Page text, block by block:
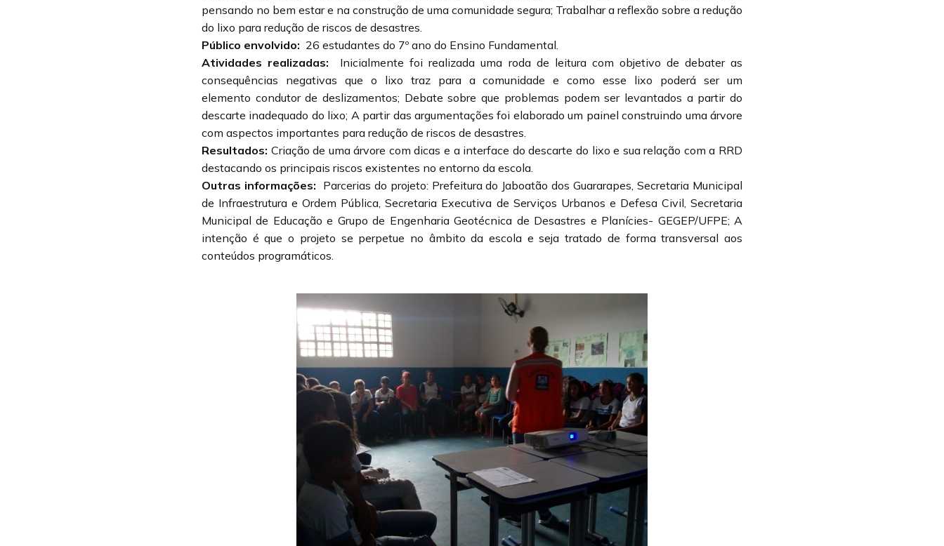
pensando no bem estar e na construção de uma comunidade segura; Trabalhar a reflexão sobre a redução
do lixo para redução de riscos de desastres.
Público envolvido: 26 estudantes do 7º ano do Ensino Fundamental.
Atividades realizadas:
Inicialmente foi realizada uma roda de leitura com objetivo de debater as
consequências negativas que o lixo traz para a comunidade e como esse lixo poderá ser um
elemento condutor de deslizamentos; Debate sobre que problemas podem ser levantados a partir do
descarte inadequado do lixo; A partir das argumentações foi elaborado um painel construindo uma árvore
com aspectos importantes para redução de riscos de desastres.
Resultados: Criação de uma árvore com dicas e a interface do descarte do lixo e sua relação com a RRD
destacando os principais riscos existentes no entorno da escola.
Outras informações: Parcerias do projeto: Prefeitura do Jaboatão dos Guararapes, Secretaria Municipal
de Infraestrutura e Ordem Pública, Secretaria Executiva de Serviços Urbanos e Defesa Civil, Secretaria
Municipal de Educação e Grupo de Engenharia Geotécnica de Desastres e Planícies- GEGEP/UFPE; A
intenção é que o projeto se perpetue no âmbito da escola e seja tratado de forma transversal aos
conteúdos programáticos.